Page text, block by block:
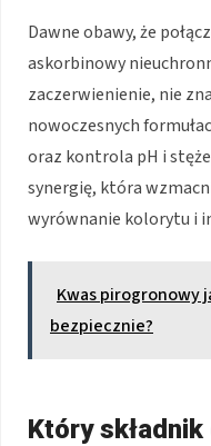
Dawne obawy, że
askorbinowy
zaczerwienienie, nie
nowoczesnych
oraz kontrola pH i
synergię, która
wyrównanie kolorytu i
Kwas pirogronowy
bezpiecznie?
Który